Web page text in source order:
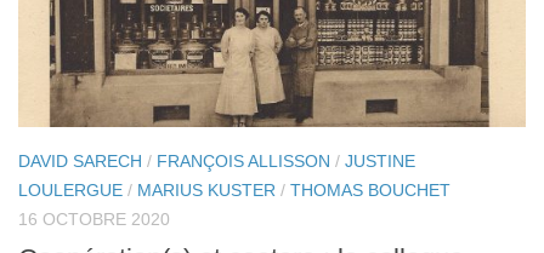
DAVID SARECH / FRANÇOIS ALLISSON / JUSTINE
LOULERGUE / MARIUS KUSTER / THOMAS BOUCHET
16 OCTOBRE 2020